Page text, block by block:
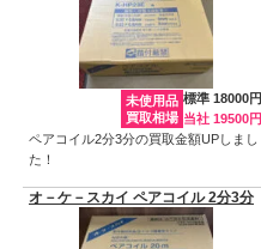
未使用品
買取相場
標準 18000円
当社 19500円
ペアコイル2分3分の買取金額UPしまし
た！
オ－ケ－スカイ ペアコイル 2分3分